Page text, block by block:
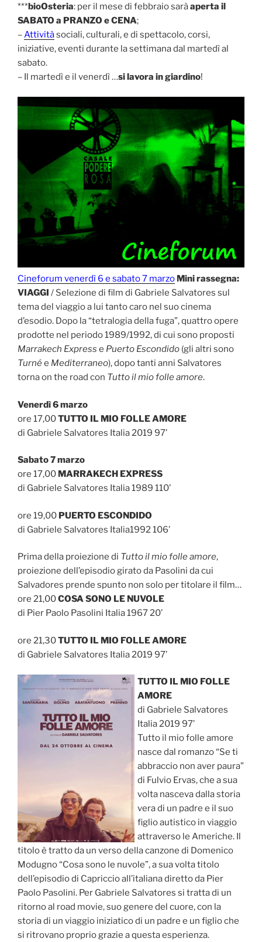
***bioOsteria: per il mese di febbraio saràaperta il
SABATO a PRANZO e CENA;
–Attivitàsociali, culturali, e di spettacolo, corsi,
iniziative, eventi durante la settimana dal martedì al
sabato.
– Il martedì e il venerdì …si lavora in giardino!
Cineforum venerdì 6 e sabato 7 marzo Mini rassegna:
VIAGGI / Selezione di film di Gabriele Salvatores sul
tema del viaggio a lui tanto caro nel suo cinema
d’esodio. Dopo la “tetralogia della fuga”, quattro opere
prodotte nel periodo 1989/1992, di cui sono proposti
Marrakech Express e Puerto Escondido (gli altri sono
Turnée Mediterraneo), dopo tanti anni Salvatores
torna on the road con Tutto il mio folle amore.
Venerdì 6 marzo
ore 17,00TUTTO IL MIO FOLLE AMORE
di Gabriele Salvatores Italia 2019 97’
Sabato 7 marzo
ore 17,00 MARRAKECH EXPRESS
di Gabriele Salvatores Italia 1989 110’
ore 19,00 PUERTO ESCONDIDO
di Gabriele Salvatores Italia1992 106’
Prima della proiezione di Tutto il mio folle amore,
proiezione dell’episodio girato da Pasolini da cui
Salvadores prende spunto non solo per titolare il film…
ore 21,00COSA SONO LE NUVOLE
di Pier Paolo Pasolini Italia 1967 20’
ore 21,30TUTTO IL MIO FOLLE AMORE
di Gabriele Salvatores Italia 2019 97’
TUTTO IL MIO FOLLE
AMORE
di Gabriele Salvatores
Italia 2019 97’
Tutto il mio folle amore
nasce dal romanzo “Se ti
abbraccio non aver paura”
di Fulvio Ervas, che a sua
volta nasceva dalla storia
vera di un padre e il suo
figlio autistico in viaggio
attraverso le Americhe. Il
titolo è tratto da un verso della canzone di Domenico
Modugno “Cosa sono le nuvole”, a sua volta titolo
dell’episodio di Capriccio all’italiana diretto da Pier
Paolo Pasolini. Per Gabriele Salvatores si tratta di un
ritorno al road movie, suo genere del cuore, con la
storia di un viaggio iniziatico di un padre e un figlio che
si ritrovano proprio grazie a questa esperienza.